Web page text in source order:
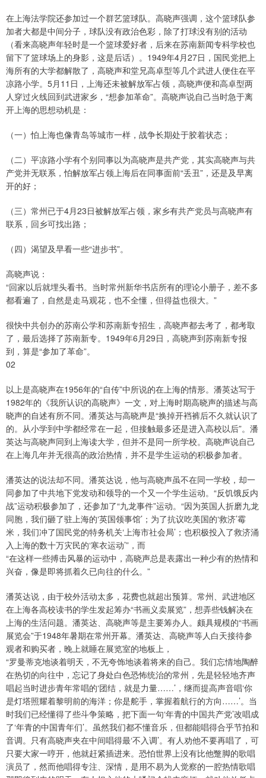
在上海法学院还参加过一个群艺篮球队。高晓声强调，这个篮球队参
加者大都是中间分子，球队没有政治色彩，除了打球没有别的活动
（看来高晓声年轻时是一个篮球爱好者，后来在苏南新闻专科学校也
留下了篮球场上的身影，这是后话）。1949年4月27日，国民党把上
海所有的大学都解散了，高晓声和堂兄高卓型等几个武进人便住在平
凉路小学。5月11日，上海还未被解放军占领，高晓声便和高卓型两
人穿过火线回到武进家乡，“想参加革命”。高晓声说自己当时急于离
开上海的思想动机是：
（一）怕上海也像青岛等城市一样，战争长期处于胶着状态；
（二）平凉路小学有个别同事以为高晓声是共产党，其实高晓声与共
产党并无联系，怕解放军占领上海后在同事面前“丢丑”，还是及早离
开的好；
（三）常州已于4月23日被解放军占领，家乡有共产党员与高晓声有
联系，回乡可找出路；
（四）渴望及早看一些“进步书”。
高晓声说：
“回家以后就埋头看书。当时常州新华书店所有的理论小册子，差不多
都看遍了，自然是走马观花，也不全懂，但得益也很大。”
很快中共创办的苏南公学和苏南新专招生，高晓声都去考了，都考取
了，最后选择了苏南新专。1949年6月29日，高晓声到苏南新专报
到，算是“参加了革命”。
02
以上是高晓声在1956年的“自传”中所说的在上海的情形。潘英达写于
1982年的《我所认识的高晓声》一文，对上海时期高晓声的描述与高
晓声的自述有所不同。潘英达与高晓声是“换掉开裆裤后不久就认识了
的。从小学到中学都经常在一起，但接触最多还是进入高校以后”。潘
英达与高晓声同到上海读大学，但并不是同一所学校。高晓声说自己
在上海几年并无很高的政治热情，并不是学生运动的积极参加者。
潘英达的说法却不同。潘英达说，他与高晓声虽不在同一学校，却一
同参加了中共地下党发动和领导的一个又一个学生运动。“反饥饿反内
战”运动积极参加了，还参加了“九龙事件”运动。“因为英国人折磨九龙
同胞，我们砸了驻上海的‘英国领事馆’；为了抗议吃美国的‘救济’霉
米，我们冲了国民党的特务机关‘上海市社会局’；也积极投入了救济涌
入上海的数十万灾民的‘寒衣运动’”，而
“在这样一些搏击风暴的运动中，高晓声总是表露出一种少有的热情和
兴奋，像是即将抓着久已向往的什么。”
潘英达说，由于校外活动太多，花费也就超出预算。常州、武进地区
在上海各高校读书的学生发起筹办“书画义卖展览”，想弄些钱解决在
上海的生活问题。潘英达、高晓声等是主要筹办人。颇具规模的“书画
展览会”于1948年暑期在常州开幕。潘英达、高晓声等人白天接待参
观者和购买者，晚上就睡在展览室的地板上，
“罗曼蒂克地谈着明天，不无夸饰地谈着将来的自己。我们忘情地陶醉
在热切的向往中，忘记了身处白色恐怖统治的常州，先是轻轻地齐声
唱起当时进步青年常唱的‘团结，就是力量……’，继而提高声音唱‘你
是灯塔照耀着黎明前的海洋；你是舵手，掌握着航行的方向……’。当
时我们已经懂得了些斗争策略，把下面一句‘年青的中国共产党’改唱成
了‘年青的中国青年们’。虽然我们都不懂音乐，但都能唱得合乎节拍和
音调。只有高晓声夹在中间唱得最‘不入调’。有人劝他不要再唱了，可
只要大家一哼开，他就赶紧插进来。恐怕世界上没有比他蹩脚的歌唱
演员了，然而他唱得专注、深情，是用不易为人觉察的一腔热情歌唱